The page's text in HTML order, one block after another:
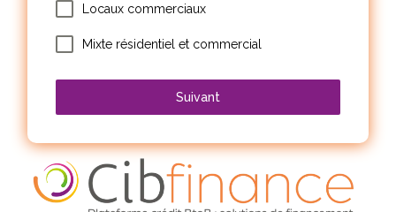
Locaux commerciaux
Mixte résidentiel et commercial
Suivant